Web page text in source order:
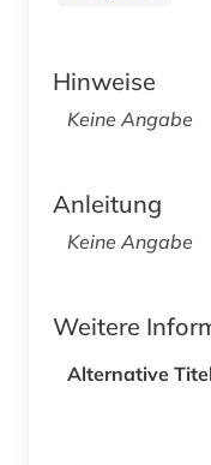
Hinweise
Keine Angabe
Anleitung
Keine Angabe
Weitere
Alternative Titel